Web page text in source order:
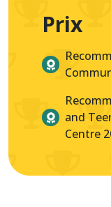
Prix
and
Centre